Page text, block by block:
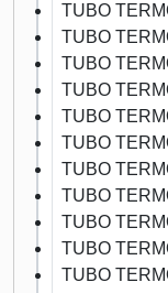
TUBO
TUBO
TUBO
TUBO
TUBO
TUBO
TUBO
TUBO
TUBO
TUBO
TUBO